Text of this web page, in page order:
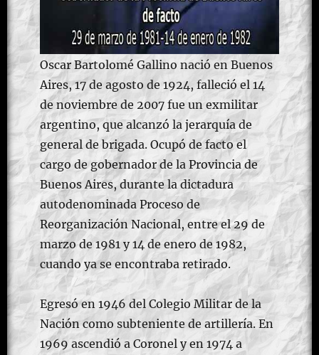
Oscar Bartolomé Gallino nació en Buenos
Aires, 17 de agosto de 1924, falleció el 14
de noviembre de 2007 fue un exmilitar
argentino, que alcanzó la jerarquía de
general de brigada. Ocupó de facto el
cargo de gobernador de la Provincia de
Buenos Aires, durante la dictadura
autodenominada Proceso de
Reorganización Nacional, entre el 29 de
marzo de 1981 y 14 de enero de 1982,
cuando ya se encontraba retirado.
Egresó en 1946 del Colegio Militar de la
Nación como subteniente de artillería. En
1969 ascendió a Coronel y en 1974 a